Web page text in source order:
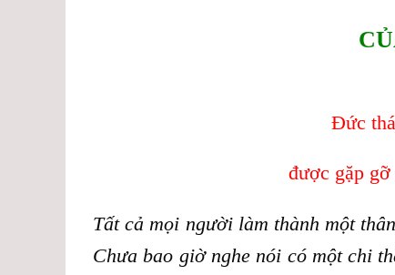
Đức
được gặp
Tất cả mọi người làm thành một
Chưa bao giờ nghe nói có một chi